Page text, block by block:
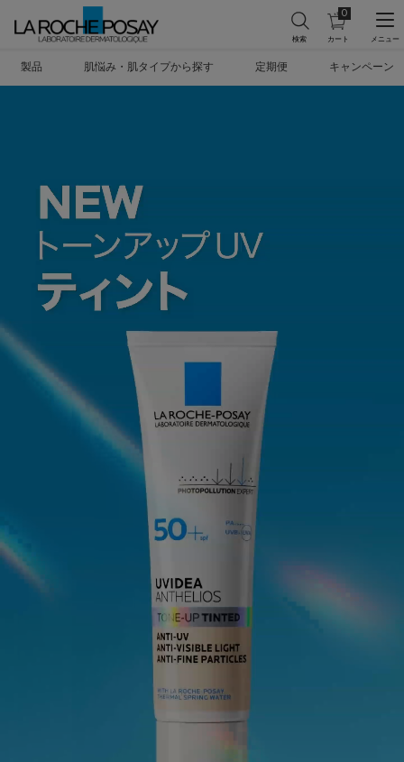
カ
ー
を
0
0 カート内の
製品
肌悩み・肌タイプから探す 定期便 キャンペーン